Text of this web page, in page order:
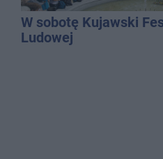
W sobotę Kujawski
Ludowej